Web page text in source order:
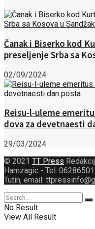
Čanak i Biserko kod
preseljenje Srba sa
02/09/2024
Reisu-l-uleme
dova za devetnaesti
29/03/2024
© 2021 TT Press
Hamzagic - Tel:
Tutin, email:
No Result
View All Result